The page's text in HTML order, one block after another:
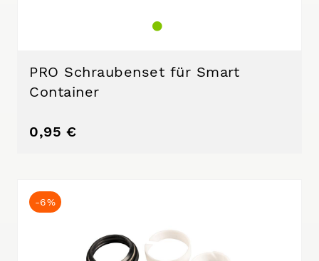
PRO Schraubenset für Smart
Container
0,95 €
-6%